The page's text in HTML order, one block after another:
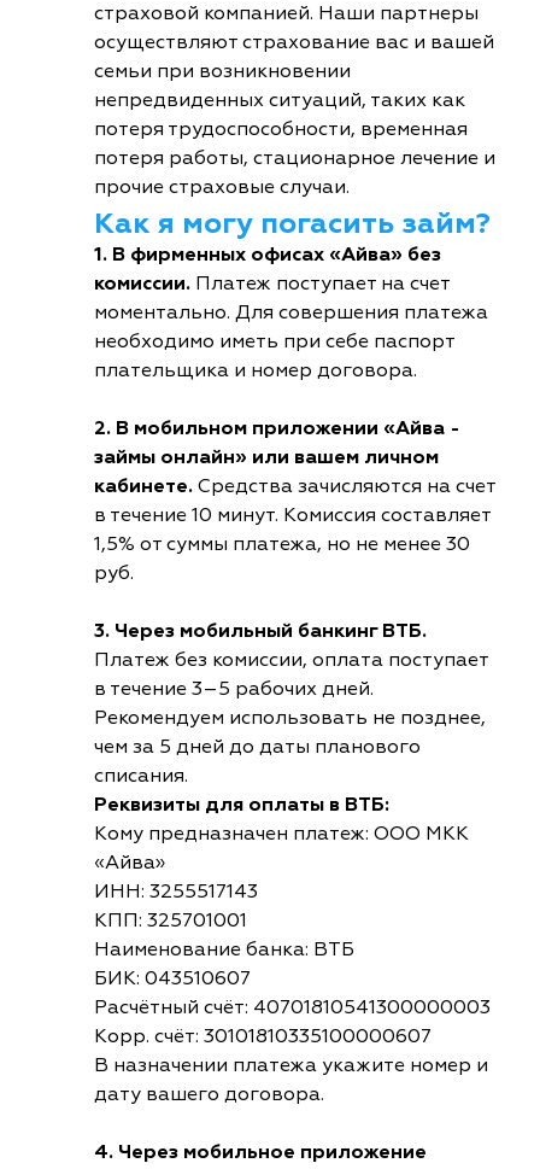
страховой компанией. Наши партнеры
осуществляют страхование вас и вашей
семьи при возникновении
непредвиденных ситуаций, таких как
потеря трудоспособности, временная
потеря работы, стационарное лечение и
прочие страховые случаи.
Как я могу погасить займ?
1. В фирменных офисах «Айва» без
комиссии. Платеж поступает на счет
моментально. Для совершения платежа
необходимо иметь при себе паспорт
плательщика и номер договора.
2. В мобильном приложении «Айва -
займы онлайн» или вашем личном
кабинете. Средства зачисляются на счет
в течение 10 минут. Комиссия составляет
1,5% от суммы платежа, но не менее 30
руб.
3. Через мобильный банкинг ВТБ.
Платеж без комиссии, оплата поступает
в течение 3–5 рабочих дней.
Рекомендуем использовать не позднее,
чем за 5 дней до даты планового
списания.
Реквизиты для оплаты в ВТБ:
Кому предназначен платеж: ООО МКК
«Айва»
ИНН: 3255517143
КПП: 325701001
Наименование банка: ВТБ
БИК: 043510607
Расчётный счёт: 40701810541300000003
Корр. счёт: 30101810335100000607
В назначении платежа укажите номер и
дату вашего договора.
4. Через мобильное приложение